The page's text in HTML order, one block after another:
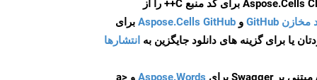
و Aspose.Cells GitHub برای
انتشارها
Aspose.Words
و <a